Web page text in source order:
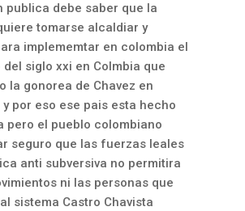
publica debe saber que la
tomarse alcaldiar y
implememtar en colombia el
siglo xxi en Colmbia que
la gonorea de Chavez en
por eso ese pais esta hecho
pero el pueblo colombiano
seguro que las fuerzas leales
anti subversiva no permitira
ni las personas que
sistema Castro Chavista